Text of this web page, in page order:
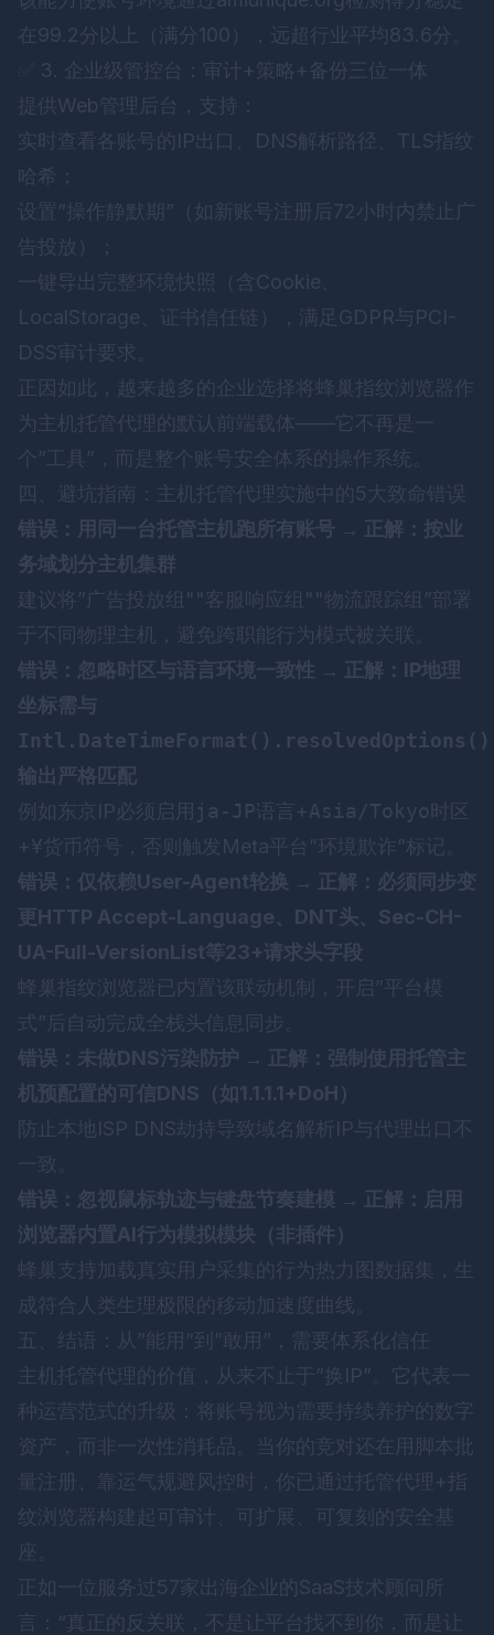
在99.2分以上（满分100），远超行业平均83.6分。
✅ 3. 企业级管控台：审计+策略+备份三位一体
提供Web管理后台，支持：
实时查看各账号的IP出口、DNS解析路径、TLS指纹
哈希；
设置”操作静默期”（如新账号注册后72小时内禁止广
告投放）；
一键导出完整环境快照（含Cookie、
LocalStorage、证书信任链），满足GDPR与PCI-
DSS审计要求。
正因如此，越来越多的企业选择将 蜂巢指纹浏览器作
为主机托管代理的默认前端载体——它不再是一
个”工具”，而是整个账号安全体系的操作系统。
四、避坑指南：主机托管代理实施中的5大致命错误
错误：用同一台托管主机跑所有账号 → 正解：按业
务域划分主机集群
建议将”广告投放组""客服响应组""物流跟踪组”部署
于不同物理主机，避免跨职能行为模式被关联。
错误：忽略时区与语言环境一致性 → 正解：IP地理
坐标需与
Intl.DateTimeFormat().resolvedOptions()
输出严格匹配
例如东京IP必须启用
ja-JP语言+Asia/Tokyo 时区
+¥货币符号，否则触发Meta平台”环境欺诈”标记。
错误：仅依赖User-Agent轮换 → 正解：必须同步变
更HTTP Accept-Language、DNT头、Sec-CH-
UA-Full-VersionList等23+请求头字段
蜂巢指纹浏览器已内置该联动机制，开启”平台模
式”后自动完成全栈头信息同步。
错误：未做DNS污染防护 → 正解：强制使用托管主
机预配置的可信DNS（如1.1.1.1+DoH）
防止本地ISP DNS劫持导致域名解析IP与代理出口不
一致。
错误：忽视鼠标轨迹与键盘节奏建模 → 正解：启用
浏览器内置AI行为模拟模块（非插件）
蜂巢支持加载真实用户采集的行为热力图数据集，生
成符合人类生理极限的移动加速度曲线。
五、结语：从”能用”到”敢用”，需要体系化信任
主机托管代理的价值，从来不止于”换IP”。它代表一
种运营范式的升级：将账号视为需要持续养护的数字
资产，而非一次性消耗品。当你的竞对还在用脚本批
量注册、靠运气规避风控时，你已通过托管代理+指
纹浏览器构建起可审计、可扩展、可复刻的安全基
座。
正如一位服务过57家出海企业的SaaS技术顾问所
言：“真正的反关联，不是让平台找不到你，而是让